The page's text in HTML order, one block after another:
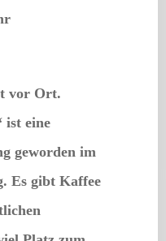
vor Ort.
ist eine
geworden im
Es gibt Kaffee